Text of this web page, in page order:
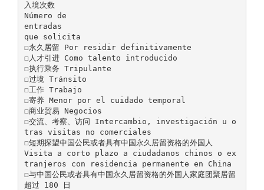
入境次数
Número de
entradas
que solicita
☐永久居留 Por residir definitivamente
☐人才引进 Como talento introducido
☐执行乘务 Tripulante
☐过境 Tránsito
☐工作 Trabajo
☐寄养 Menor por el cuidado temporal
☐商业贸易 Negocios
☐交流、考察、访问 Intercambio, investigación u o
tras visitas no comerciales
☐短期探望中国公民或者具有中国永久居留资格的外国人
Visita a corto plazo a ciudadanos chinos o ex
tranjeros con residencia permanente en China
☐与中国公民或者具有中国永久居留资格的外国人家庭团聚居留
超过 180 日